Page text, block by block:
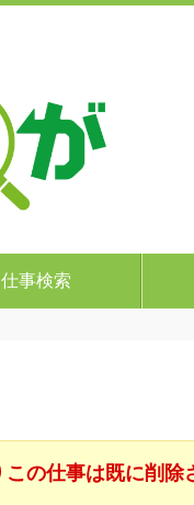
仕事検索
この仕事は既に削除